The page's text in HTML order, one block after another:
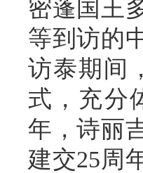
密蓬国王
等到访的
访泰期间
式，充分
年，诗丽
建交25周